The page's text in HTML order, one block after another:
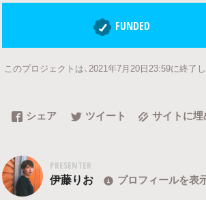
FUNDED
このプロジェクトは、2021年7月20日23:59に終了し
シェア ツイート サイトに
PRESENTER
伊藤りお プロフィールを表